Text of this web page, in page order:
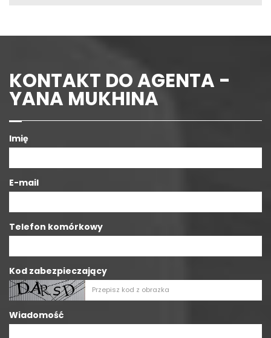
KONTAKT DO AGENTA -
YANA MUKHINA
Imię
E-mail
Telefon komórkowy
Kod zabezpieczający
Wiadomość